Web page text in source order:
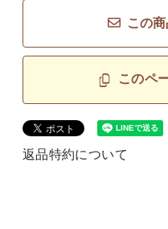
この
このペ
返品特約について